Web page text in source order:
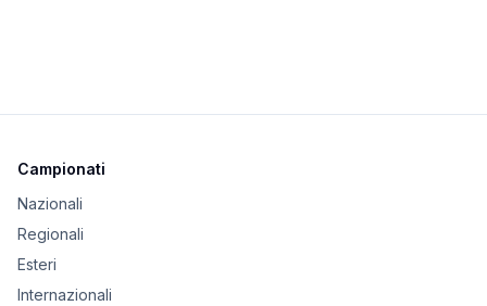
Campionati
Nazionali
Regionali
Esteri
Internazionali